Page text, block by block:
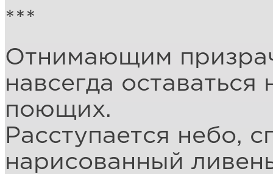
***
Отнимающим
навсегда
поющих.
Расступается небо,
нарисованный